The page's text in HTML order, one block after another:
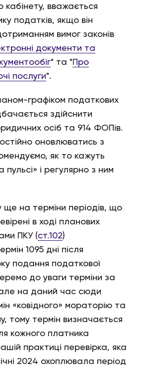
кабінету, вважається
податків, якщо він
вимог законів
документи та
" та "Про
послуги".
графіком податкових
здійснити
осіб та 914 ФОПів.
оновлюватись з
як то кажуть
пульсі» і регулярно з ним
ще на терміни періодів, що
в ході планових
ПКУ (ст.102)
1095 дні після
подання податкової
до уваги терміни за
на даний час сюди
«ковідного» мораторію та
тому термін визначається
кожного платника
практиці перевірка, яка
2024 охоплювала період